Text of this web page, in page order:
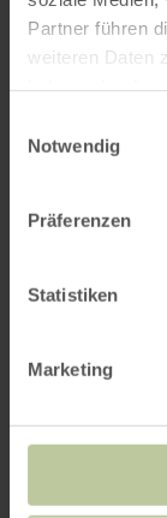
Partner führen
weiteren Daten
Notwendig
Präferenzen
Statistiken
Marketing